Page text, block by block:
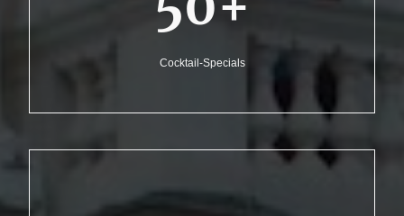
Cocktail-Specials